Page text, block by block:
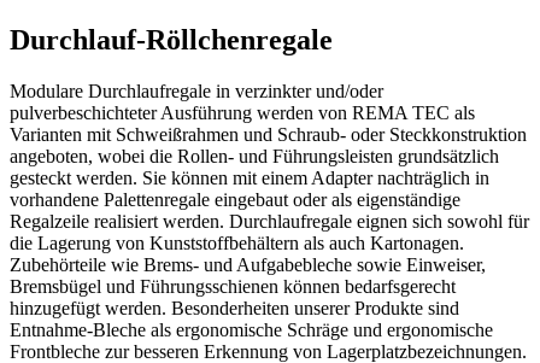
Durchlauf-Röllchenregale
Modulare Durchlaufregale in verzinkter und/oder
pulverbeschichteter Ausführung werden von REMA TEC als
Varianten mit Schweißrahmen und Schraub- oder Steckkonstruktion
angeboten, wobei die Rollen- und Führungsleisten grundsätzlich
gesteckt werden. Sie können mit einem Adapter nachträglich in
vorhandene Palettenregale eingebaut oder als eigenständige
Regalzeile realisiert werden. Durchlaufregale eignen sich sowohl für
die Lagerung von Kunststoffbehältern als auch Kartonagen.
Zubehörteile wie Brems- und Aufgabebleche sowie Einweiser,
Bremsbügel und Führungsschienen können bedarfsgerecht
hinzugefügt werden. Besonderheiten unserer Produkte sind
Entnahme-Bleche als ergonomische Schräge und ergonomische
Frontbleche zur besseren Erkennung von Lagerplatzbezeichnungen.